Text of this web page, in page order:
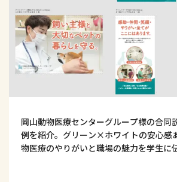
岡山動物医療センターグループ様の合同
例を紹介。グリーン×ホワイトの安心感
物医療のやりがいと職場の魅力を学生に